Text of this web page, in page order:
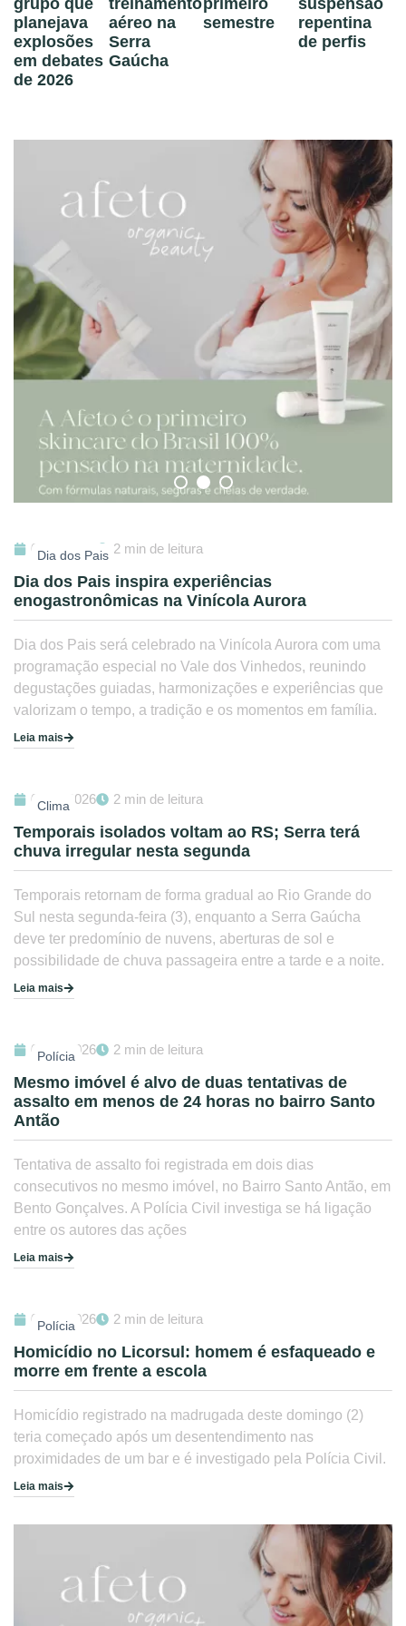
grupo que
planejava
explosões
em debates
de 2026
treinamento
aéreo na
Serra
Gaúcha
primeiro
semestre
suspensão
repentina
de perfis
Dia dos Pais
03/08/2026 2 min de leitura
Dia dos Pais inspira experiências
enogastronômicas na Vinícola Aurora
Dia dos Pais será celebrado na Vinícola Aurora com uma
programação especial no Vale dos Vinhedos, reunindo
degustações guiadas, harmonizações e experiências que
valorizam o tempo, a tradição e os momentos em família.
Leia mais
Clima
03/08/2026 2 min de leitura
Temporais isolados voltam ao RS; Serra terá
chuva irregular nesta segunda
Temporais retornam de forma gradual ao Rio Grande do
Sul nesta segunda-feira (3), enquanto a Serra Gaúcha
deve ter predomínio de nuvens, aberturas de sol e
possibilidade de chuva passageira entre a tarde e a noite.
Leia mais
Polícia
02/08/2026 2 min de leitura
Mesmo imóvel é alvo de duas tentativas de
assalto em menos de 24 horas no bairro Santo
Antão
Tentativa de assalto foi registrada em dois dias
consecutivos no mesmo imóvel, no Bairro Santo Antão, em
Bento Gonçalves. A Polícia Civil investiga se há ligação
entre os autores das ações
Leia mais
Polícia
02/08/2026 2 min de leitura
Homicídio no Licorsul: homem é esfaqueado e
morre em frente a escola
Homicídio registrado na madrugada deste domingo (2)
teria começado após um desentendimento nas
proximidades de um bar e é investigado pela Polícia Civil.
Leia mais